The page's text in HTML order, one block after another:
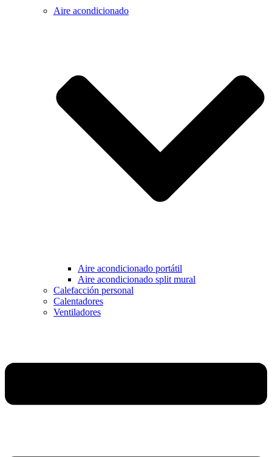
Aire acondicionado
Aire acondicionado portátil
Aire acondicionado split mural
Calefacción personal
Calentadores
Ventiladores